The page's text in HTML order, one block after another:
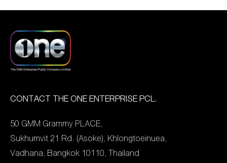
CFO และ IR ของบริษัทจด
สามารถในการบริหารงาน
ซึ่งนำไปสู่การเติบโตอย่าง
ยั่งยืนพร้อมกับการสร้าง
ผ่านการประสานกับนัก
รางวัลดังกล่าวนี้พิจารณา
จากผลการโหวตของนัก
วิเคราะห์ รวมทั้งผู้จัดการ
CONTACT THE ONE ENTERPRISE PCL.
50 GMM Grammy PLACE,
Sukhumvit 21 Rd. (Asoke), Khlongtoeinuea,
Vadhana, Bangkok 10110, Thailand